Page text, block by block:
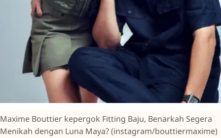
Maxime Bouttier kepergok Fitting Baju, Benarkah Segera
Menikah dengan Luna Maya? (instagram/bouttiermaxime)